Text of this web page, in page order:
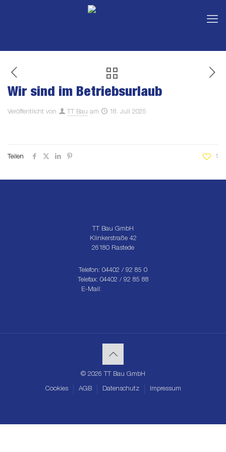
Wir sind im Betriebsurlaub
Veröffentlicht von TT Bau am 18. Juli 2025
Teilen 1
TT Bau GmbH
Klinkerstraße 42
26180 Rastede
Telefon: 04402 / 92 85 0
Telefax: 04402 / 92 85 88
E-Mail:
© 2026 TT Bau GmbH
Cookies AGB Datenschutz Impressum